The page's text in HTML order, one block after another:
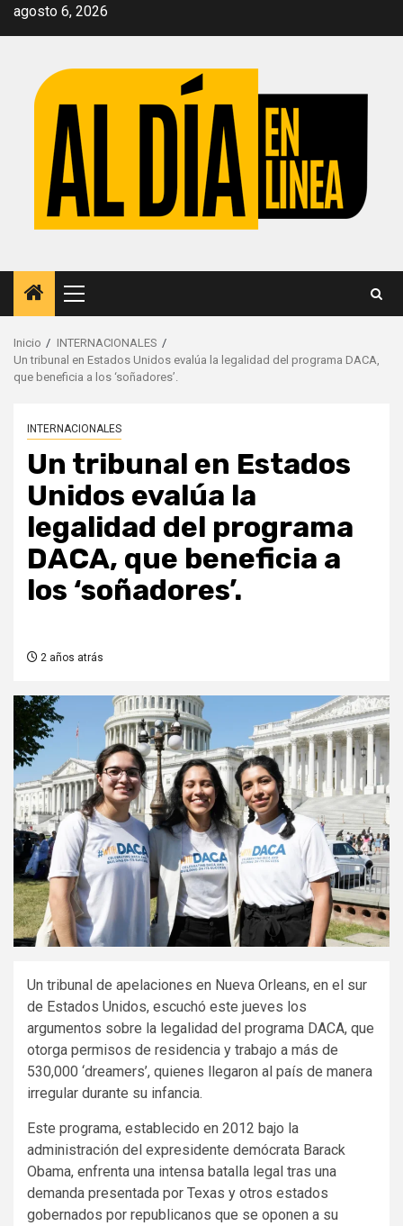
Saltar
agosto 6, 2026
Menú
principal
Inicio
INTERNACIONALES
Un tribunal en Estados Unidos evalúa la legalidad del programa DACA,
que beneficia a los ‘soñadores’.
INTERNACIONALES
Un tribunal en Estados
Unidos evalúa la
legalidad del programa
DACA, que beneficia a
los ‘soñadores’.
2 años atrás
Un tribunal de apelaciones en Nueva Orleans, en el sur
de Estados Unidos, escuchó este jueves los
argumentos sobre la legalidad del programa DACA, que
otorga permisos de residencia y trabajo a más de
530,000 ‘dreamers’, quienes llegaron al país de manera
irregular durante su infancia.
Este programa, establecido en 2012 bajo la
administración del expresidente demócrata Barack
Obama, enfrenta una intensa batalla legal tras una
demanda presentada por Texas y otros estados
gobernados por republicanos que se oponen a su